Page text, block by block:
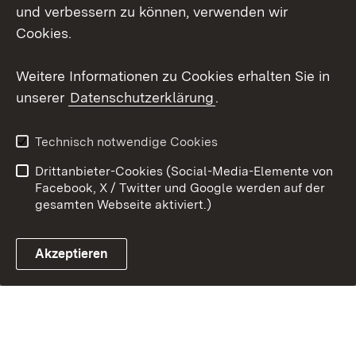
Link zum Landesportal
Impressum
Cookies
und verbessern zu können, verwenden wir
Cookies.
Weitere Informationen zu Cookies erhalten Sie in
unserer Datenschutzerklärung.
Technisch notwendige Cookies
Drittanbieter-Cookies (Social-Media-Elemente von
Facebook, X / Twitter und Google werden auf der
gesamten Webseite aktiviert.)
Akzeptieren